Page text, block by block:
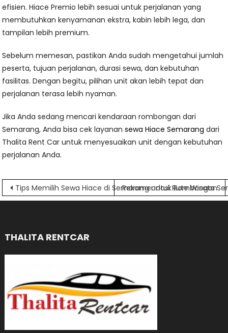
efisien. Hiace Premio lebih sesuai untuk perjalanan yang
membutuhkan kenyamanan ekstra, kabin lebih lega, dan
tampilan lebih premium.
Sebelum memesan, pastikan Anda sudah mengetahui jumlah
peserta, tujuan perjalanan, durasi sewa, dan kebutuhan
fasilitas. Dengan begitu, pilihan unit akan lebih tepat dan
perjalanan terasa lebih nyaman.
Jika Anda sedang mencari kendaraan rombongan dari
Semarang, Anda bisa cek layanansewa Hiace Semarang dari
Thalita Rent Car untuk menyesuaikan unit dengan kebutuhan
perjalanan Anda.
Navigasi
Tips Memilih Sewa Hiace di Semarang untuk Rombongan
Rekomendasi Rute Wisata
THALITA RENTCAR